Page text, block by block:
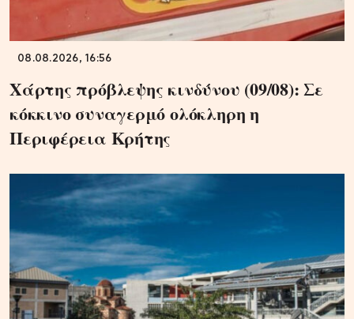
08.08.2026, 16:56
Χάρτης πρόβλεψης κινδύνου (09/08): Σε
κόκκινο συναγερμό ολόκληρη η
Περιφέρεια Κρήτης